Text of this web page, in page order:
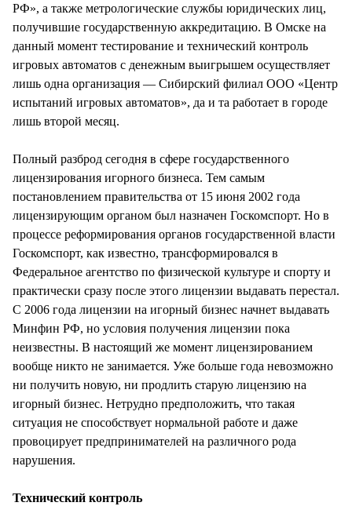
РФ», а также метрологические службы юридических лиц,
получившие государственную аккредитацию. В Омске на
данный момент тестирование и технический контроль
игровых автоматов с денежным выигрышем осуществляет
лишь одна организация — Сибирский филиал ООО «Центр
испытаний игровых автоматов», да и та работает в городе
лишь второй месяц.
Полный разброд сегодня в сфере государственного
лицензирования игорного бизнеса. Тем самым
постановлением правительства от 15 июня 2002 года
лицензирующим органом был назначен Госкомспорт. Но в
процессе реформирования органов государственной власти
Госкомспорт, как известно, трансформировался в
Федеральное агентство по физической культуре и спорту и
практически сразу после этого лицензии выдавать перестал.
С 2006 года лицензии на игорный бизнес начнет выдавать
Минфин РФ, но условия получения лицензии пока
неизвестны. В настоящий же момент лицензированием
вообще никто не занимается. Уже больше года невозможно
ни получить новую, ни продлить старую лицензию на
игорный бизнес. Нетрудно предположить, что такая
ситуация не способствует нормальной работе и даже
провоцирует предпринимателей на различного рода
нарушения.
Технический контроль